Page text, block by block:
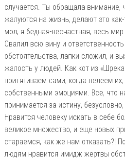
случается. Ты обращала внимание,
жалуются на жизнь, делают это
мол, я бедная-несчастная, весь
Свалил всю вину и
обстоятельства, лапки сложил, и
жалость у людей. Как кот из
притягиваем сами, когда лелеем
собственными эмоциями. Все, что
принимается за истину,
Нравится человеку искать в себе
великое множество, и еще новых
стараемся, как же нам отказать?!
людям нравится имидж жертвы